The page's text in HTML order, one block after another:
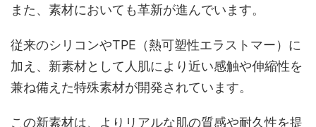
また、素材においても革新が進んでいます。
従来のシリコンやTPE（熱可塑性エラストマー）に
加え、新素材として人肌により近い感触や伸縮性を
兼ね備えた特殊素材が開発されています。
この新素材は、よりリアルな肌の質感や耐久性を提